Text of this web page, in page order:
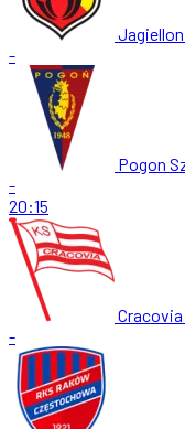
-
Pogon
-
20:15
-